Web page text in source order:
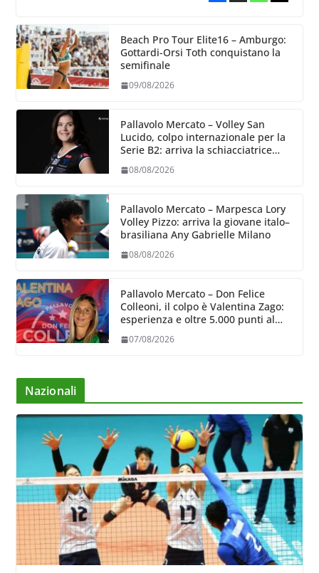
Beach Pro Tour Elite16 – Amburgo:
Gottardi-Orsi Toth conquistano la
semifinale
09/08/2026
Pallavolo Mercato – Volley San
Lucido, colpo internazionale per la
Serie B2: arriva la schiacciatrice
08/08/2026
Pallavolo Mercato – Marpesca Lory
Volley Pizzo: arriva la giovane italo–
brasiliana Any Gabrielle Milano
08/08/2026
Pallavolo Mercato – Don Felice
Colleoni, il colpo è Valentina Zago:
esperienza e oltre 5.000 punti al
07/08/2026
Nazionali